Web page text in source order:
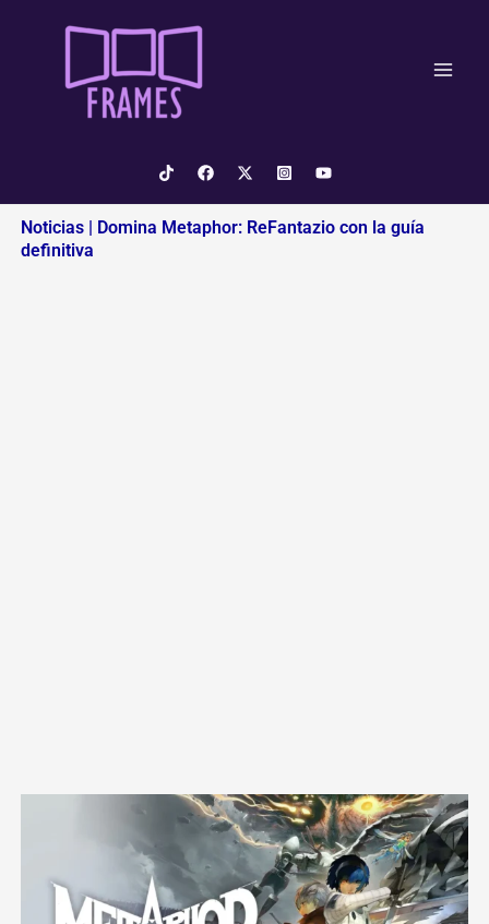
contenido
Noticias | Domina Metaphor: ReFantazio con la guía
definitiva